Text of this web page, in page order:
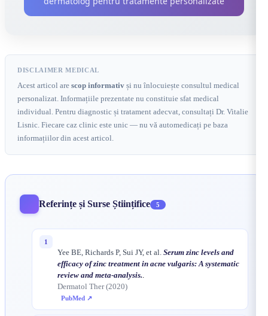
DISCLAIMER MEDICAL
Acest articol are scop informativ și nu înlocuiește consultul medical
personalizat. Informațiile prezentate nu constituie sfat medical
individual. Pentru diagnostic și tratament adecvat, consultați Dr. Vitalie
Lisnic. Fiecare caz clinic este unic — nu vă automedicați pe baza
informațiilor din acest articol.
Referințe și Surse Științifice 5
1
Yee BE, Richards P, Sui JY, et al. Serum zinc levels and
efficacy of zinc treatment in acne vulgaris: A systematic
review and meta-analysis..
Dermatol Ther (2020)
PubMed ↗